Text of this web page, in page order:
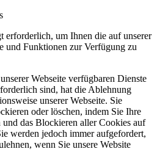
erforderlich, um Ihnen die auf unserer
und Funktionen zur Verfügung zu
Webseite verfügbaren Dienste
sind, hat die Ablehnung
unserer Webseite. Sie
oder löschen, indem Sie Ihre
das Blockieren aller Cookies auf
werden jedoch immer aufgefordert,
wenn Sie unsere Website